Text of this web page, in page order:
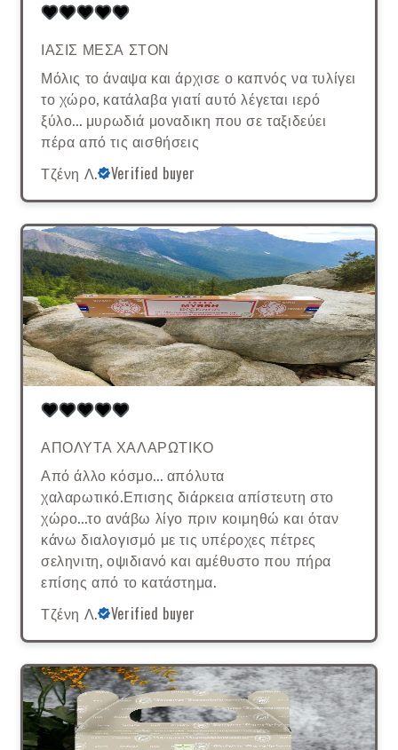
ΙΑΣΙΣ ΜΕΣΑ ΣΤΟΝ
Μόλις το άναψα και άρχισε ο καπνός να τυλίγει
το χώρο, κατάλαβα γιατί αυτό λέγεται ιερό
ξύλο... μυρωδιά μοναδικη που σε ταξιδεύει
πέρα από τις αισθήσεις
Τζένη Λ.
Verified buyer
ΑΠΟΛΥΤΑ ΧΑΛΑΡΩΤΙΚΟ
Από άλλο κόσμο... απόλυτα
χαλαρωτικό.Επισης διάρκεια απίστευτη στο
χώρο...το ανάβω λίγο πριν κοιμηθώ και όταν
κάνω διαλογισμό με τις υπέροχες πέτρες
σεληνιτη, οψιδιανό και αμέθυστο που πήρα
επίσης από το κατάστημα.
Τζένη Λ.
Verified buyer